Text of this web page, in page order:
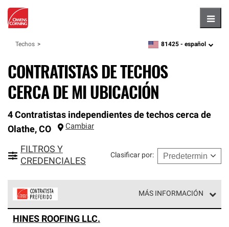
Techos zipcode,language
81425 - español
CONTRATISTAS DE TECHOS
CERCA DE MI UBICACIÓN
4 Contratistas independientes de techos cerca de
Olathe, CO Cambiar
FILTROS Y
CREDENCIALES
Clasificar por:
MÁS INFORMACIÓN
parte de una red exclusiva de profesionales de techos
HINES ROOFING LLC.